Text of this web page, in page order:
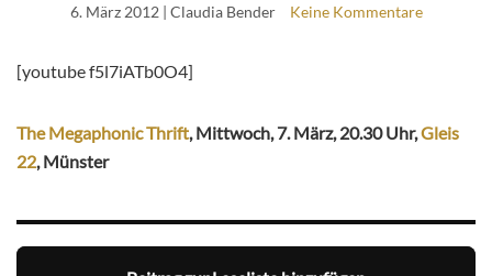
6. März 2012| Claudia Bender Keine Kommentare
[youtube f5l7iATb0O4]
The Megaphonic Thrift, Mittwoch, 7. März, 20.30 Uhr,Gleis
22, Münster